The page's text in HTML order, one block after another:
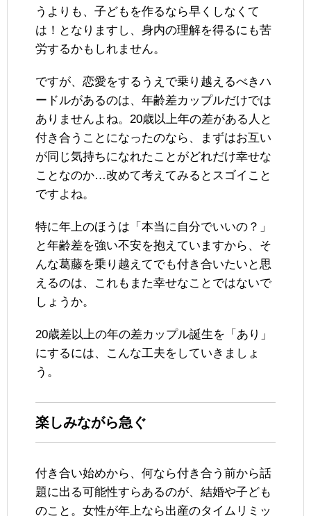
うよりも、子どもを作るなら早くしなくて
は！となりますし、身内の理解を得るにも苦
労するかもしれません。
ですが、恋愛をするうえで乗り越えるべきハ
ードルがあるのは、年齢差カップルだけでは
ありませんよね。20歳以上年の差がある人と
付き合うことになったのなら、まずはお互い
が同じ気持ちになれたことがどれだけ幸せな
ことなのか…改めて考えてみるとスゴイこと
ですよね。
特に年上のほうは「本当に自分でいいの？」
と年齢差を強い不安を抱えていますから、そ
んな葛藤を乗り越えてでも付き合いたいと思
えるのは、これもまた幸せなことではないで
しょうか。
20歳差以上の年の差カップル誕生を「あり」
にするには、こんな工夫をしていきましょ
う。
楽しみながら急ぐ
付き合い始めから、何なら付き合う前から話
題に出る可能性すらあるのが、結婚や子ども
のこと。女性が年上なら出産のタイムリミッ